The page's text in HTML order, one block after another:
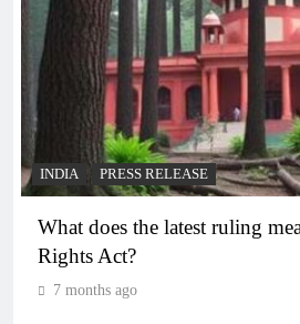
INDIA PRESS RELEASE
What does the latest ruling
Rights Act?
7 months ago